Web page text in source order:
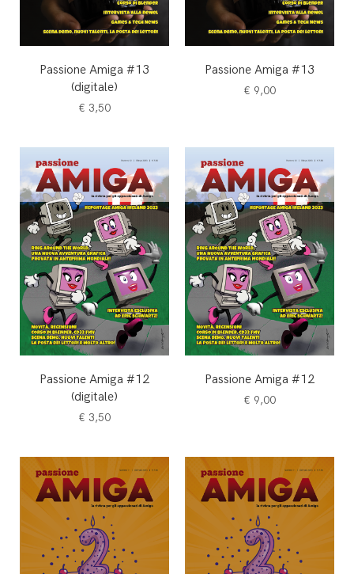
Passione Amiga #13
(digitale)
€ 3,50
Passione Amiga #13
€ 9,00
Passione Amiga #12
(digitale)
€ 3,50
Passione Amiga #12
€ 9,00